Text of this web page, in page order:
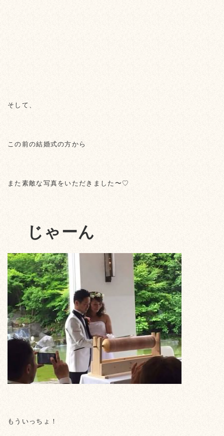
そして、
この前の結婚式の方から
また素敵な写真をいただきました〜♡
じゃーん
もういっちょ！